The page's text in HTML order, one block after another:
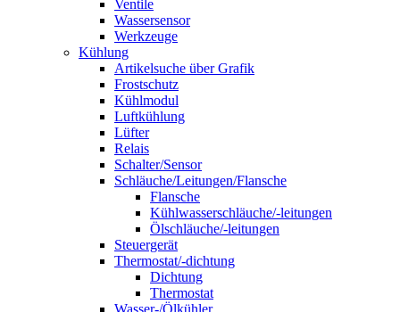
Ventile
Wassersensor
Werkzeuge
Kühlung
Artikelsuche über Grafik
Frostschutz
Kühlmodul
Luftkühlung
Lüfter
Relais
Schalter/Sensor
Schläuche/Leitungen/Flansche
Flansche
Kühlwasserschläuche/-leitungen
Ölschläuche/-leitungen
Steuergerät
Thermostat/-dichtung
Dichtung
Thermostat
Wasser-/Ölkühler